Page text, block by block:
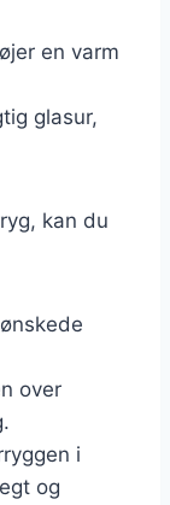
en varm
glasur,
kan du
over
i
og